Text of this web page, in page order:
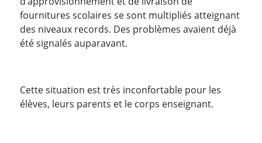
fournitures scolaires se sont multipliés atteignant
des niveaux records. Des problèmes avaient déjà
été signalés auparavant.
Cette situation est très inconfortable pour les
élèves, leurs parents et le corps enseignant.